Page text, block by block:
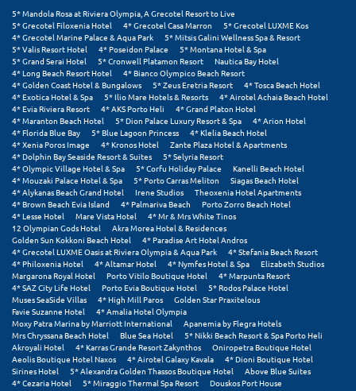
Φ
Φιλιατρά Μεσσηνίας
Φλώρινα
Φοινικούντα
Χ
Χαλκίδα
Χαλκιδική
Χανιά
Χερσόνησος
Χερσόνησος Άθως
Χίος
Χράνοι Μεσσηνίας
5* Mandola Rosa at Riviera Olympia, A Grecotel Resort to Live
5* Grecotel Filoxenia Hotel
4* Grecotel Casa Marron
5* Grecotel LUXME Kos
4* Grecotel Marine Palace & Aqua Park
5* Mitsis Galini Wellness Spa & Resort
5* Valis Resort Hotel
4* Poseidon Palace
5* Montana Hotel & Spa
5* Grand Serai Hotel
5* Cronwell Platamon Resort
Nautica Bay Hotel
4* Long Beach Resort Hotel
4* Bianco Olympico Beach Resort
4* Golden Coast Hotel & Bungalows
5* Zeus Eretria Resort
4* Tosca Beach Hotel
4* Exotica Hotel & Spa
5* Ilio Mare Hotels & Resorts
4* Airotel Achaia Beach Hotel
4* Evia Riviera Resort
4* AKS Porto Heli
4* Grand Platon Hotel
4* Maranton Beach Hotel
5* Dion Palace Luxury Resort & Spa
4* Arion Hotel
4* Florida Blue Bay
5* Blue Lagoon Princess
4* Klelia Beach Hotel
4* Xenia Poros Image
4* Kronos Hotel
Zante Plaza Hotel & Apartments
4* Dolphin Bay Seaside Resort & Suites
5* Selyria Resort
4* Olympic Village Hotel & Spa
5* Corfu Holiday Palace
Kanelli Beach Hotel
4* Mouzaki Palace Hotel & Spa
5* Porto Carras Meliton
Siagas Beach Hotel
4* Alykanas Beach Grand Hotel
Irene Studios
Theoxenia Hotel Apartments
4* Brown Beach Evia Island
4* Palmariva Beach
Porto Zorro Beach Hotel
4* Lesse Hotel
Mare Vista Hotel
4* Mr & Mrs White Tinos
12 Olympian Gods Hotel
Akra Morea Hotel & Residences
Golden Sun Kokkoni Beach Hotel
4* Paradise Art Hotel Andros
4* Grecotel LUXME Oasis at Riviera Olympia & Aqua Park
4* Stefania Beach Resort
4* Philoxenia Hotel
4* Altamar Hotel 4* Nymfes Hotel & Spa
Elizabeth Studios
Margarona Royal Hotel
Porto Vitilo Boutique Hotel
4* Marpunta Resort
4* SAZ City Life Hotel
Porto Evia Boutique Hotel
5* Rodos Palace Hotel
Muses SeaSide Villas
4* High Mill Paros
Golden Star Praxitelous
Favie Suzanne Hotel
4* Amalia Hotel Olympia
Moxy Patra Marina by Marriott International
Apanemia by Flegra Hotels
Mrs Chryssana Beach Hotel
Blue Sea Hotel
5* Nikki Beach Resort & Spa Porto Heli
Akroyali Hotel
4* Karras Grande Resort Zakynthos
Oniropetra Boutique Hotel
Aeolis Boutique Hotel Naxos
4* Airotel Galaxy Kavala
4* Dioni Boutique Hotel
Sirines Hotel
5* Alexandra Golden Thassos Boutique Hotel
Above Blue Suites
4* Cezaria Hotel
5* Miraggio Thermal Spa Resort
Douskos Port House